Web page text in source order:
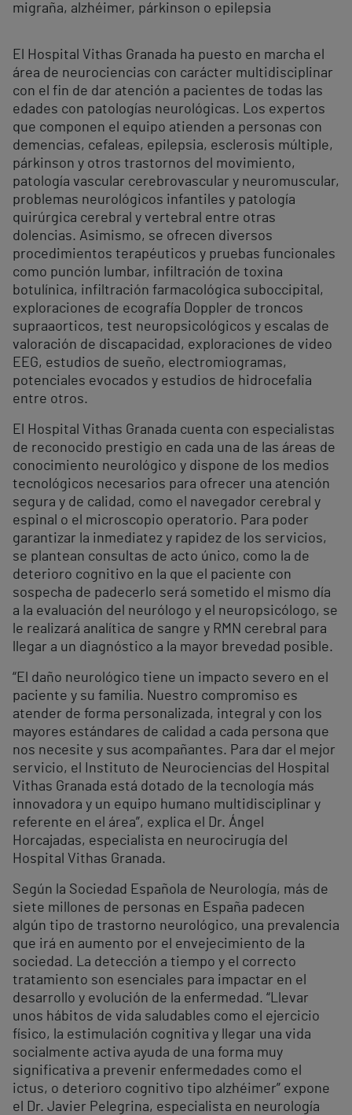
migraña, alzhéimer, párkinson o epilepsia
El Hospital Vithas Granada ha puesto en marcha el
área de neurociencias con carácter multidisciplinar
con el fin de dar atención a pacientes de todas las
edades con patologías neurológicas. Los expertos
que componen el equipo atienden a personas con
demencias, cefaleas, epilepsia, esclerosis múltiple,
párkinson y otros trastornos del movimiento,
patología vascular cerebrovascular y neuromuscular,
problemas neurológicos infantiles y patología
quirúrgica cerebral y vertebral entre otras
dolencias. Asimismo, se ofrecen diversos
procedimientos terapéuticos y pruebas funcionales
como punción lumbar, infiltración de toxina
botulínica, infiltración farmacológica suboccipital,
exploraciones de ecografía Doppler de troncos
supraaorticos, test neuropsicológicos y escalas de
valoración de discapacidad, exploraciones de video
EEG, estudios de sueño, electromiogramas,
potenciales evocados y estudios de hidrocefalia
entre otros.
El Hospital Vithas Granada cuenta con especialistas
de reconocido prestigio en cada una de las áreas de
conocimiento neurológico y dispone de los medios
tecnológicos necesarios para ofrecer una atención
segura y de calidad, como el navegador cerebral y
espinal o el microscopio operatorio. Para poder
garantizar la inmediatez y rapidez de los servicios,
se plantean consultas de acto único, como la de
deterioro cognitivo en la que el paciente con
sospecha de padecerlo será sometido el mismo día
a la evaluación del neurólogo y el neuropsicólogo, se
le realizará analítica de sangre y RMN cerebral para
llegar a un diagnóstico a la mayor brevedad posible.
“El daño neurológico tiene un impacto severo en el
paciente y su familia. Nuestro compromiso es
atender de forma personalizada, integral y con los
mayores estándares de calidad a cada persona que
nos necesite y sus acompañantes. Para dar el mejor
servicio, el Instituto de Neurociencias del Hospital
Vithas Granada está dotado de la tecnología más
innovadora y un equipo humano multidisciplinar y
referente en el área”, explica el Dr. Ángel
Horcajadas, especialista en neurocirugía del
Hospital Vithas Granada.
Según la Sociedad Española de Neurología, más de
siete millones de personas en España padecen
algún tipo de trastorno neurológico, una prevalencia
que irá en aumento por el envejecimiento de la
sociedad. La detección a tiempo y el correcto
tratamiento son esenciales para impactar en el
desarrollo y evolución de la enfermedad. “Llevar
unos hábitos de vida saludables como el ejercicio
físico, la estimulación cognitiva y llegar una vida
socialmente activa ayuda de una forma muy
significativa a prevenir enfermedades como el
ictus, o deterioro cognitivo tipo alzhéimer” expone
el Dr. Javier Pelegrina, especialista en neurología